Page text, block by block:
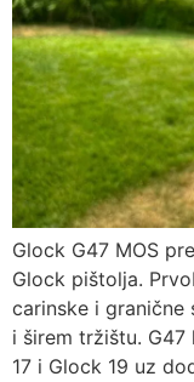
Glock G47 MOS
Glock pištolja.
carinske i granične
i širem tržištu.
17 i Glock 19 uz